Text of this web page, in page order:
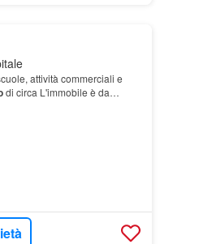
attività commerciali e
di circa L'immobile è da